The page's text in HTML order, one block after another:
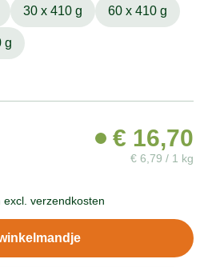
30 x 410 g 60 x 410 g
g
€ 16,70
€ 6,79 / 1 kg
excl. verzendkosten